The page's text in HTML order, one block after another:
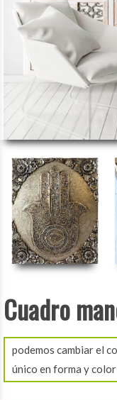
Cuadro
podemos cambiar el
único en forma y color